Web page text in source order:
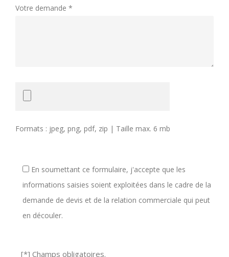
Votre demande *
Formats : jpeg, png, pdf, zip | Taille max. 6 mb
En soumettant ce formulaire, j'accepte que les
informations saisies soient exploitées dans le cadre de la
demande de devis et de la relation commerciale qui peut
en découler.
[*] Champs obligatoires.